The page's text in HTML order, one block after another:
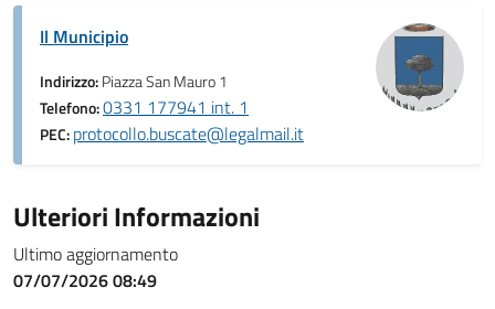
Il Municipio
Indirizzo:Piazza San Mauro 1
Telefono:0331 177941 int. 1
PEC:protocollo.buscate@legalmail.it
Ulteriori Informazioni
Ultimo aggiornamento
07/07/2026 08:49